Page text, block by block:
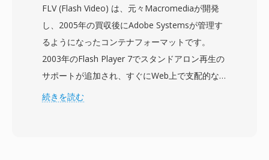
タ、チャプターポイント情報も格納します。ファ
イルはDVDディスクのVIDEO_TSディレクトリに
置かれ、命名規則 (VTS_01_1.VOBなど) はコンテ
ンツのタイトルとパート構造を反映しています。
個々のVOBファイルはUDFファイルシステム要
件に対応するため約1 GBに制限されており、よ
FLV (Flash Video) は、元々Macromediaが開発
し、2005年の買収後にAdobe Systemsが管理す
るようになったコンテナフォーマットです。
2003年のFlash Player 7でスタンドアロン再生の
サポートが追加され、すぐにWeb上で支配的な
動画フォーマットとなり、2000年代後半には
続きを読む